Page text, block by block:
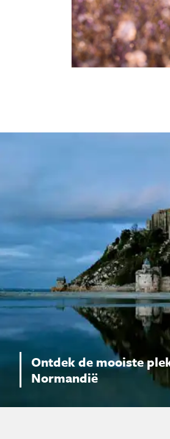
Ontdek de mooiste
Normandië